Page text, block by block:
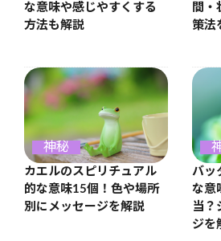
な意味や感じやすくする
方法も解説
間・
策法
神秘
カエルのスピリチュアル
的な意味15個！色や場所
別にメッセージを解説
バッ
な意
当？
ジを